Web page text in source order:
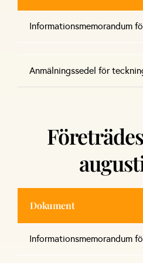
Informationsmemorandum
Anmälningssedel för
Dokument
Informationsmemorandum